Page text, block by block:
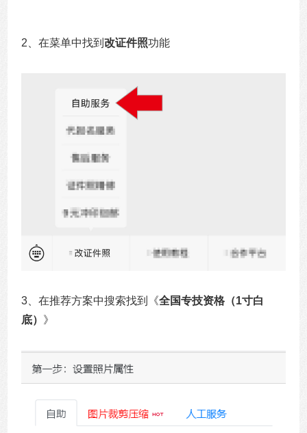
2、在菜单中找到改证件照功能
3、在推荐方案中搜索找到《全国专技资格（1寸白
底） 》